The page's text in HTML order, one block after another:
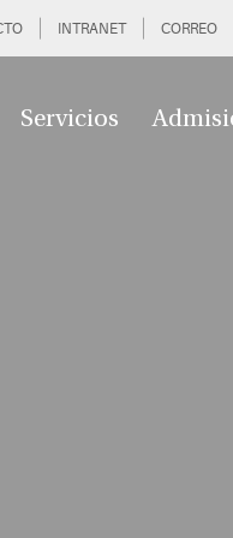
INTRANET CORREO
Servicios